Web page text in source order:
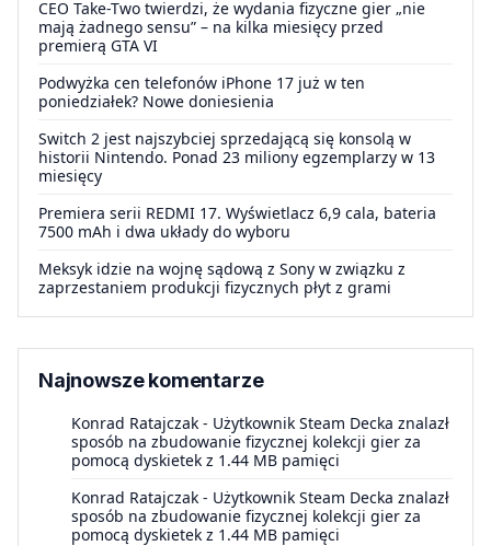
CEO Take-Two twierdzi, że wydania fizyczne gier „nie
mają żadnego sensu” – na kilka miesięcy przed
premierą GTA VI
Podwyżka cen telefonów iPhone 17 już w ten
poniedziałek? Nowe doniesienia
Switch 2 jest najszybciej sprzedającą się konsolą w
historii Nintendo. Ponad 23 miliony egzemplarzy w 13
miesięcy
Premiera serii REDMI 17. Wyświetlacz 6,9 cala, bateria
7500 mAh i dwa układy do wyboru
Meksyk idzie na wojnę sądową z Sony w związku z
zaprzestaniem produkcji fizycznych płyt z grami
Najnowsze komentarze
Konrad Ratajczak - Użytkownik Steam Decka znalazł
sposób na zbudowanie fizycznej kolekcji gier za
pomocą dyskietek z 1.44 MB pamięci
Konrad Ratajczak - Użytkownik Steam Decka znalazł
sposób na zbudowanie fizycznej kolekcji gier za
pomocą dyskietek z 1.44 MB pamięci